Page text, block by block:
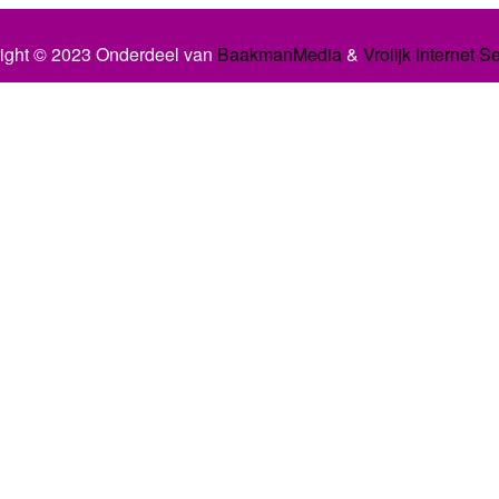
© 2023 Onderdeel van BaakmanMedia& Vrolijk Internet